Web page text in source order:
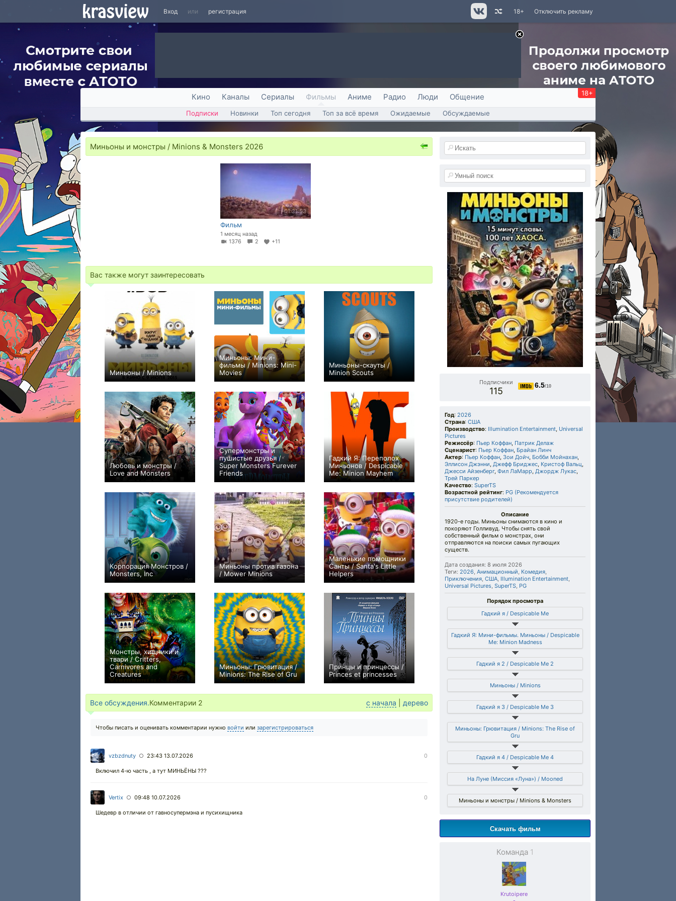
Вход или регистрация Отключить рекламу
18+
Кино Каналы Сериалы Фильмы Аниме Радио Люди Общение 18+
Подписки Новинки Топ сегодня Топ за всё время Ожидаемые Обсуждаемые
Миньоны и монстры / Minions & Monsters 2026
01:21:53
Фильм
1 месяц назад
1376
2 +11
Вас также могут заинтересовать
Миньоны / Minions
+174
Миньоны: Мини-
фильмы / Minions: Mini-
Movies
+5
Миньоны-скауты /
Minion Scouts
+97
Любовь и монстры /
Love and Monsters
+426
Супермонстры и
пушистые друзья /
Super Monsters Furever
Friends
0
Гадкий Я: Переполох
Миньонов / Despicable
Me: Minion Mayhem
+9
Корпорация Монстров /
Monsters, Inc
+2
Миньоны против газона
/ Mower Minions
+87
Маленькие помощники
Санты / Santa's Little
Helpers
+21
Монстры, хищники и
твари / Critters,
Carnivores and
Creatures
0
Миньоны: Грювитация /
Minions: The Rise of Gru
+121
Принцы и принцессы /
Princes et princesses
0
Все обсуждения.Комментарии 2 с начала дерево
Чтобы писать и оценивать комментарии нужно войти или зарегистрироваться
vzbzdnuty ○ 23:43 13.07.2026 0
Включил 4-ю часть , а тут МИНЬЁНЫ ???
Vertix ○ 09:48 10.07.2026 0
Шедевр в отличии от гавносупермэна и пусихищника
Подписчики
115
6.5/10
Год: 2026
Страна: США
Производство: Illumination Entertainment, Universal
Pictures
Режиссёр: Пьер Коффан, Патрик Делаж
Сценарист: Пьер Коффан, Брайан Линч
Актер: Пьер Коффан, Зои Дойч, Бобби Мойнахан,
Эллисон Джэнни, Джефф Бриджес, Кристоф Вальц,
Джесси Айзенберг, Фил ЛаМарр, Джордж Лукас,
Трей Паркер
Качество: SuperTS
Возрастной рейтинг: PG (Рекомендуется
присутствие родителей)
Описание
1920-е годы. Миньоны снимаются в кино и
покоряют Голливуд. Чтобы снять свой
собственный фильм о монстрах, они
отправляются на поиски самых пугающих
существ.
Дата создания: 8 июля 2026
Теги: 2026, Анимационный, Комедия,
Приключения, США, Illumination Entertainment,
Universal Pictures, SuperTS, PG
Порядок просмотра
Гадкий я / Despicable Me
Гадкий Я: Мини-фильмы. Миньоны / Despicable
Me: Minion Madness
Гадкий я 2 / Despicable Me 2
Миньоны / Minions
Гадкий я 3 / Despicable Me 3
Миньоны: Грювитация / Minions: The Rise of
Gru
Гадкий я 4 / Despicable Me 4
На Луне (Миссия «Луна») / Mooned
Миньоны и монстры / Minions & Monsters
Скачать фильм
Команда 1
Krutoipere